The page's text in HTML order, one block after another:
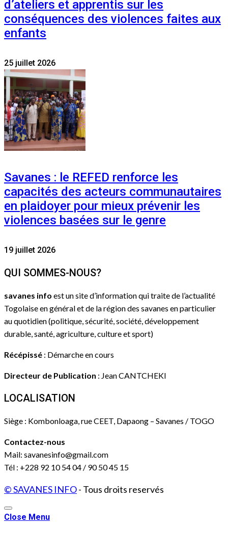
d’ateliers et apprentis sur les
conséquences des violences faites aux
enfants
25 juillet 2026
Savanes : le REFED renforce les
capacités des acteurs communautaires
en plaidoyer pour mieux prévenir les
violences basées sur le genre
19 juillet 2026
QUI SOMMES-NOUS?
savanes info est un site d’information qui traite de l’actualité
Togolaise en général et de la région des savanes en particulier
au quotidien (politique, sécurité, société, développement
durable, santé, agriculture, culture et sport)
Récépissé : Démarche en cours
Directeur de Publication : Jean CANTCHEKI
LOCALISATION
Siège : Kombonloaga, rue CEET, Dapaong – Savanes / TOGO
Contactez-nous
Mail: savanesinfo@gmail.com
Tél : +228 92 10 54 04 / 90 50 45 15
© SAVANES INFO- Tous droits reservés
Close Menu